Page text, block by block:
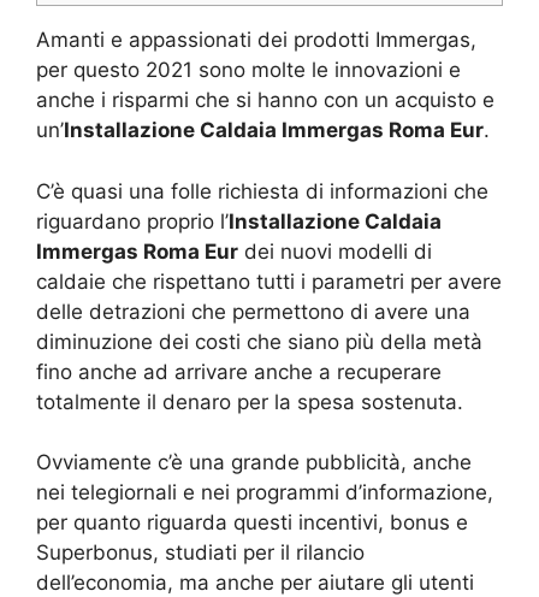
Amanti e appassionati dei prodotti Immergas,
per questo 2021 sono molte le innovazioni e
anche i risparmi che si hanno con un acquisto e
un’Installazione Caldaia Immergas Roma Eur.
C’è quasi una folle richiesta di informazioni che
riguardano proprio l’Installazione Caldaia
Immergas Roma Eur dei nuovi modelli di
caldaie che rispettano tutti i parametri per avere
delle detrazioni che permettono di avere una
diminuzione dei costi che siano più della metà
fino anche ad arrivare anche a recuperare
totalmente il denaro per la spesa sostenuta.
Ovviamente c’è una grande pubblicità, anche
nei telegiornali e nei programmi d’informazione,
per quanto riguarda questi incentivi, bonus e
Superbonus, studiati per il rilancio
dell’economia, ma anche per aiutare gli utenti